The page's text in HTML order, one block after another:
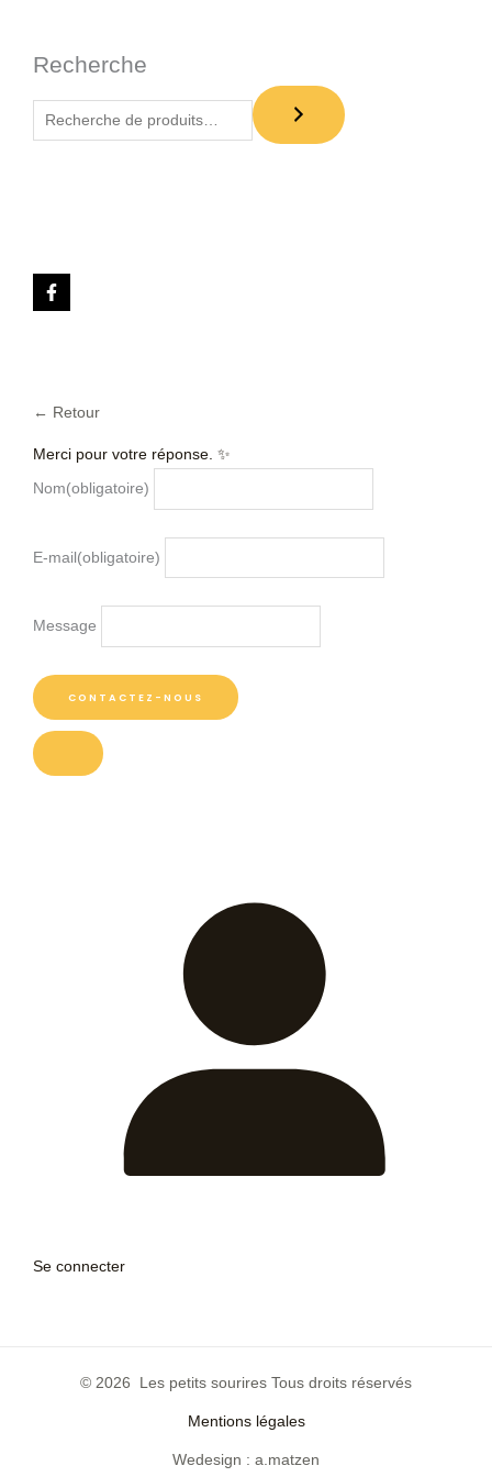
Recherche
← Retour
Merci pour votre réponse. ✨
Nom(obligatoire)
E-mail (obligatoire)
Message
CONTACTEZ-NOUS
Se connecter
© 2026 Les petits sourires Tous droits réservés
Mentions légales
Wedesign : a.matzen